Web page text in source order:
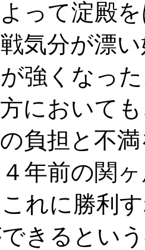
って淀殿
気分が漂
強くなっ
において
負担と不
年前の関
れに勝利
きるとい